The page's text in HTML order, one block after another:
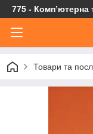
775 - Компʼютерна
Товари та